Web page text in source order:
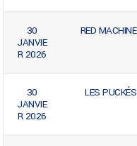
30
JANVIE
R 2026
RED MACHINE
30
JANVIE
R 2026
LES PUCKÉS